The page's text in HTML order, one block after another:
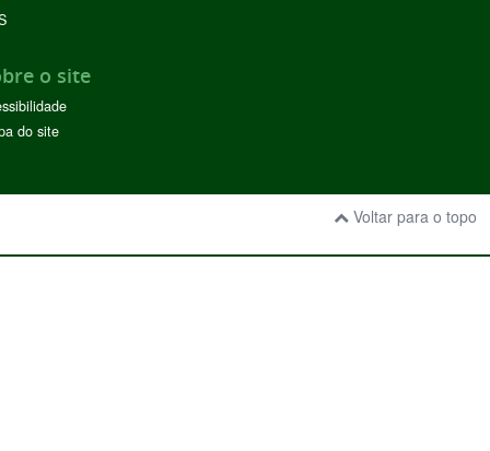
o site
do site
Voltar para o topo